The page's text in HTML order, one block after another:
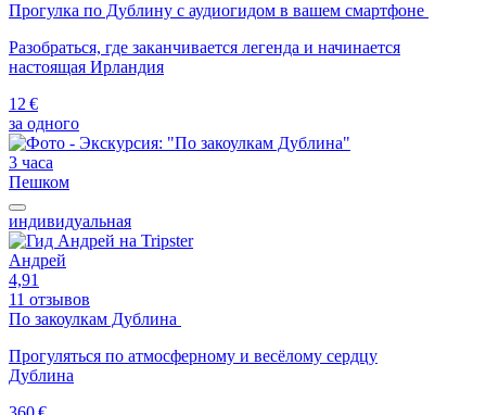
Прогулка по Дублину с аудиогидом в вашем смартфоне
Разобраться, где заканчивается легенда и начинается
настоящая Ирландия
12 €
за одного
3 часа
Пешком
индивидуальная
Андрей
4,91
11 отзывов
По закоулкам Дублина
Прогуляться по атмосферному и весёлому сердцу
Дублина